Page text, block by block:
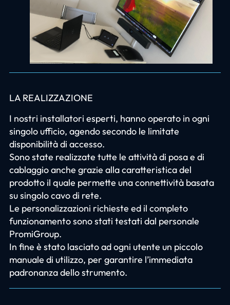
LA REALIZZAZIONE
I nostri installatori esperti, hanno operato in ogni
singolo ufficio, agendo secondo le limitate
disponibilità di accesso.
Sono state realizzate tutte le attività di posa e di
cablaggio anche grazie alla caratteristica del
prodotto il quale permette una connettività basata
su singolo cavo di rete.
Le personalizzazioni richieste ed il completo
funzionamento sono stati testati dal personale
PromiGroup.
In fine è stato lasciato ad ogni utente un piccolo
manuale di utilizzo, per garantire l’immediata
padronanza dello strumento.